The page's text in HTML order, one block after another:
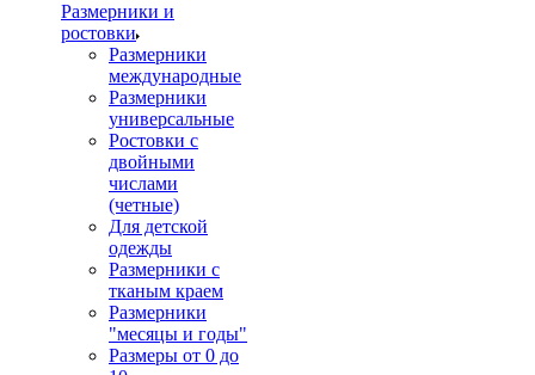
Размерники и
ростовки
Размерники
международные
Размерники
универсальные
Ростовки с
двойными
числами
(четные)
Для детской
одежды
Размерники с
тканым краем
Размерники
"месяцы и годы"
Размеры от 0 до